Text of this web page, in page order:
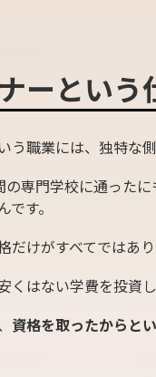
ーという
う職業には、独特な側
専門学校に通ったに
です。
だけがすべてではあり
くはない学費を投資
資格を取ったからと